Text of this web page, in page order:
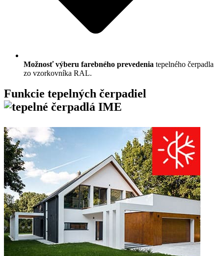
Možnosť výberu farebného prevedenia tepelného čerpadla
zo vzorkovníka RAL.
Funkcie tepelných čerpadiel